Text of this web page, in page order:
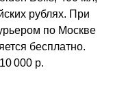
рублях. При
по Москве
бесплатно.
000 р.